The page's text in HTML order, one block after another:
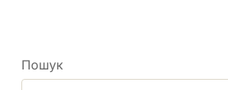
Пошук